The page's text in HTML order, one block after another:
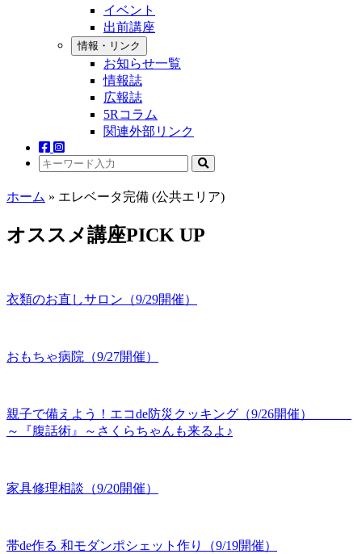
イベント
出前講座
情報・リンク
お知らせ一覧
情報誌
広報誌
5Rコラム
関連外部リンク
ホーム » エレベータ完備 (公共エリア)
オススメ講座PICK UP
衣類のお直しサロン（9/29開催）
おもちゃ病院（9/27開催）
親子で備えよう！エコde防災クッキング（9/26開催）
～『腹話術』～さくらちゃんも来るよ♪
家具修理相談（9/20開催）
帯de作る 和モダンポシェット作り（9/19開催）